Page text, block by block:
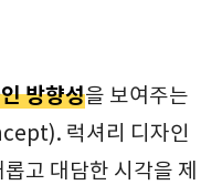
방향성을 보여주는
럭셔리 디자인
고 대담한 시각을 제